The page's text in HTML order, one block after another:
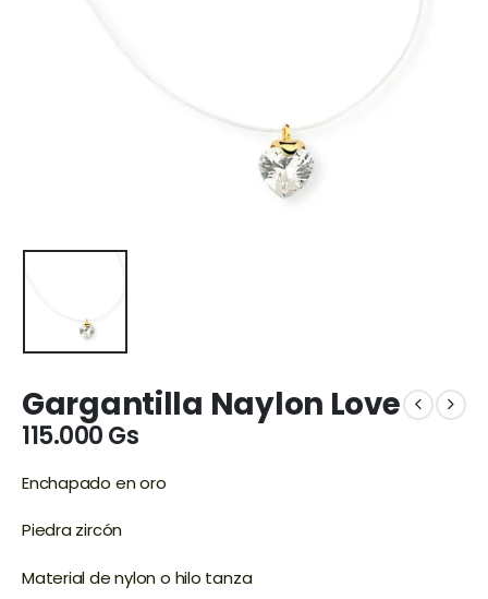
Gargantilla Naylon Love
115.000Gs
Enchapado en oro
Piedra zircón
Material de nylon o hilo tanza